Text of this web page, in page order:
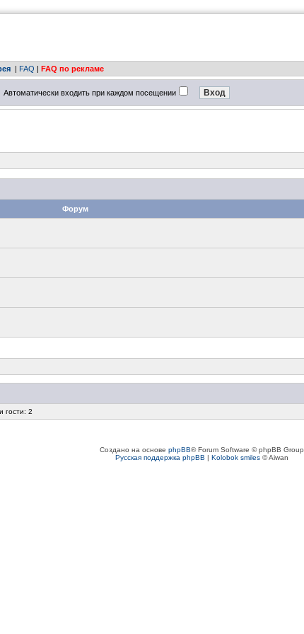
| FAQ | FAQ по рекламе
Автоматически входить при каждом посещении
Форум
гости: 2
Создано на основе phpBB® Forum Software © phpBB Group
Русская поддержка phpBB | Kolobok smiles© Aiwan